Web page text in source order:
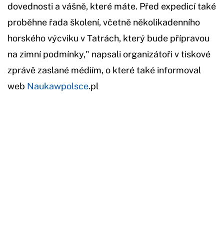
dovednosti a vášně, které máte. Před expedicí také
proběhne řada školení, včetně několikadenního
horského výcviku v Tatrách, který bude přípravou
na zimní podmínky," napsali organizátoři v tiskové
zprávě zaslané médiím, o které také informoval
web Naukawpolsce.pl